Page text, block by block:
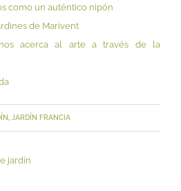
como un auténtico nipón
de Marivent
acerca al arte a través de la
, JARDÍN FRANCIA
jardín